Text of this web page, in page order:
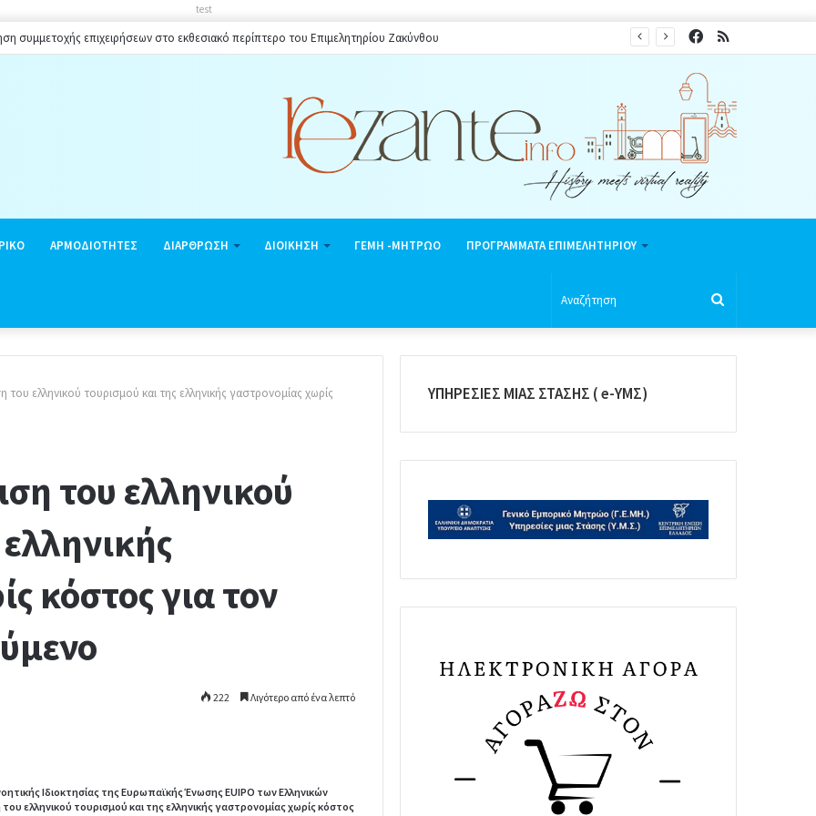
test
συμμετοχής επιχειρήσεων στο εκθεσιακό περίπτερο του Επιμελητηρίου Ζακύνθου RSS
Facebook
ΑΡΜΟΔΙΟΤΗΤΕΣ ΔΙΑΡΘΡΩΣΗ ΔΙΟΙΚΗΣΗ ΓΕΜΗ -ΜΗΤΡΩΟ ΠΡΟΓΡΑΜΜΑΤΑ ΕΠΙΜΕΛΗΤΗΡΙΟΥ
του ελληνικού τουρισμού και της ελληνικής γαστρονομίας χωρίς
του ελληνικού
κόστος για τον
222 Λιγότερο από ένα λεπτό
Ιδιοκτησίας της Ευρωπαϊκής Ένωσης EUIPO των Ελληνικών
ελληνικού τουρισμού και της ελληνικής γαστρονομίας χωρίς κόστος
ΥΠΗΡΕΣΙΕΣ ΜΙΑΣ ΣΤΑΣΗΣ ( e-ΥΜΣ)